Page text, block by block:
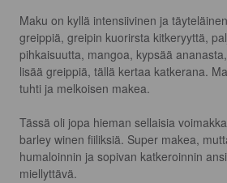
Maku on kyllä intensiivinen ja
greippiä, greipin kuorirsta kitkeryyttä,
pihkaisuutta, mangoa, kypsää
lisää greippiä, tällä kertaa katkerana.
tuhti ja melkoisen makea.
Tässä oli jopa hieman sellaisia
barley winen fiiliksiä. Super makea,
humaloinnin ja sopivan katkeroinnin
miellyttävä.